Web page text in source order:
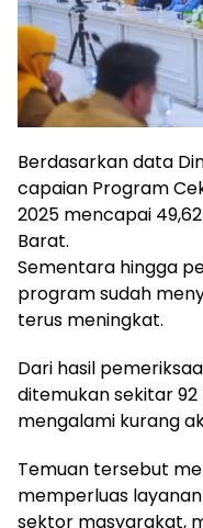
Berdasarkan data
capaian Program
2025 mencapai
Barat.
Sementara hingga
program sudah
terus meningkat.
Dari hasil
ditemukan sekitar
mengalami kurang
Temuan tersebut
memperluas
sektor masyarakat,